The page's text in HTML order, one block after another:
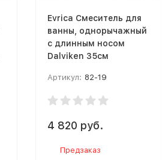
Evrica Смеситель для
ванны, однорычажный
с длинным носом
Dalviken 35см
Артикул: 82-19
4 820 руб.
Предзаказ